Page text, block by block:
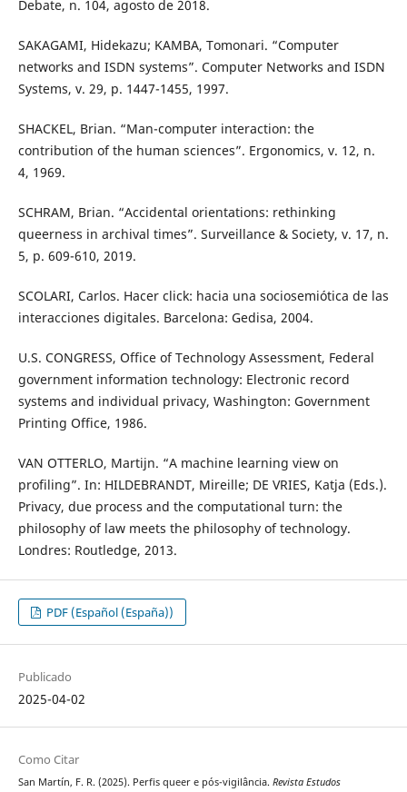
Debate, n. 104, agosto de 2018.
SAKAGAMI, Hidekazu; KAMBA, Tomonari. “Computer
networks and ISDN systems”. Computer Networks and ISDN
Systems, v. 29, p. 1447-1455, 1997.
SHACKEL, Brian. “Man-computer interaction: the
contribution of the human sciences”. Ergonomics, v. 12, n.
4, 1969.
SCHRAM, Brian. “Accidental orientations: rethinking
queerness in archival times”. Surveillance & Society, v. 17, n.
5, p. 609-610, 2019.
SCOLARI, Carlos. Hacer click: hacia una sociosemiótica de las
interacciones digitales. Barcelona: Gedisa, 2004.
U.S. CONGRESS, Office of Technology Assessment, Federal
government information technology: Electronic record
systems and individual privacy, Washington: Government
Printing Office, 1986.
VAN OTTERLO, Martijn. “A machine learning view on
profiling”. In: HILDEBRANDT, Mireille; DE VRIES, Katja (Eds.).
Privacy, due process and the computational turn: the
philosophy of law meets the philosophy of technology.
Londres: Routledge, 2013.
PDF (Español (España))
Publicado
2025-04-02
Como Citar
San Martín, F. R. (2025). Perfis queer e pós-vigilância. Revista Estudos